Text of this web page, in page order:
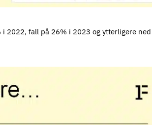
2022, fall på 26% i 2023 og ytterligere ned